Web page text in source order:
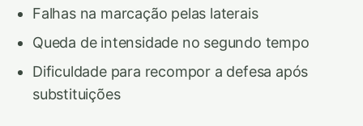
Falhas na marcação pelas laterais
Queda de intensidade no segundo tempo
Dificuldade para recompor a defesa após
substituições